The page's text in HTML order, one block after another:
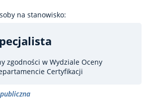
na stanowisko:
zgodności w Wydziale Oceny
Certyfikacji